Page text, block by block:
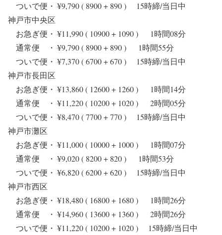
ついで便・ ¥9,790 ( 8900 + 890 ) 15時締/当日中
神戸市中央区
お急ぎ便・ ¥11,990 ( 10900 + 1090 ) 1時間08分
通常便 ・ ¥9,790 ( 8900 + 890 ) 1時間55分
ついで便・ ¥7,370 ( 6700 + 670 ) 15時締/当日中
神戸市長田区
お急ぎ便・ ¥13,860 ( 12600 + 1260 ) 1時間14分
通常便 ・ ¥11,220 ( 10200 + 1020 ) 2時間05分
ついで便・ ¥8,470 ( 7700 + 770 ) 15時締/当日中
神戸市灘区
お急ぎ便・ ¥11,000 ( 10000 + 1000 ) 1時間07分
通常便 ・ ¥9,020 ( 8200 + 820 ) 1時間53分
ついで便・ ¥6,820 ( 6200 + 620 ) 15時締/当日中
神戸市西区
お急ぎ便・ ¥18,480 ( 16800 + 1680 ) 1時間26分
通常便 ・ ¥14,960 ( 13600 + 1360 ) 2時間26分
ついで便・ ¥11,220 ( 10200 + 1020 ) 15時締/当日中